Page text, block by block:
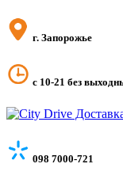
г. Запорожье
с 10-21 без
098 7000-721